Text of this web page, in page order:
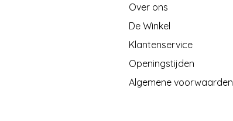
Over ons
De Winkel
Klantenservice
Openingstijden
Algemene voorwaarden